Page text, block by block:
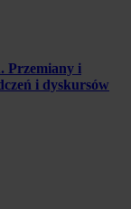
Przemiany i
i dyskursów